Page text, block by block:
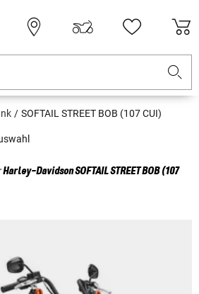
SOFTAIL STREET BOB (107 CUI)
Harley-DavidsonSOFTAIL STREET BOB (107